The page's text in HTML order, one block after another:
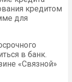
кредитом
для
в банк.
«Связной»